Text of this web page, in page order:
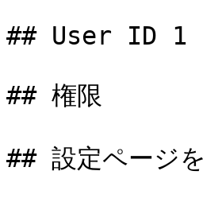
## User ID 1
## 権限
## 設定ページ